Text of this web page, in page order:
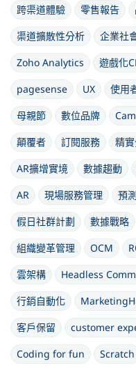
跨渠道體驗
零售報告
渠道擴散性分析
企業社
Zoho Analytics
遊戲化
pagesense
UX 使用
母親節
數位品牌
顛覆者
訂閱服務 精
AR擴增實境
數據趨動
AR
現場服務管理 預
假日社群計劃
數據戰略
組織變革管理
OCM
雲架構
Headless
行銷自動化
客戶保留
customer
Coding for fun
Scratch